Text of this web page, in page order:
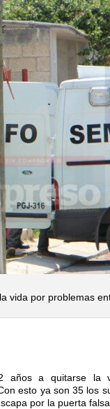
vida por problemas
años a quitarse la
esto ya son 35 los
por la puerta falsa.